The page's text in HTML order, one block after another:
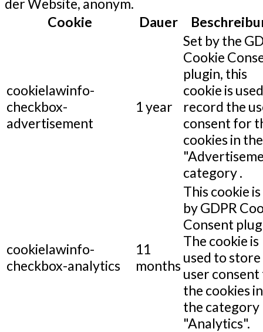
Cookie
Dauer
cookielawinfo-
checkbox-
advertisement
1 year
Set by the
Cookie
plugin, this
cookie is
record the
consent for
cookies in the
category .
cookielawinfo-
checkbox-analytics
11
months
This cookie
by GDPR
Consent
The cookie is
used to
user
the cookies in
the category
"Analytics".